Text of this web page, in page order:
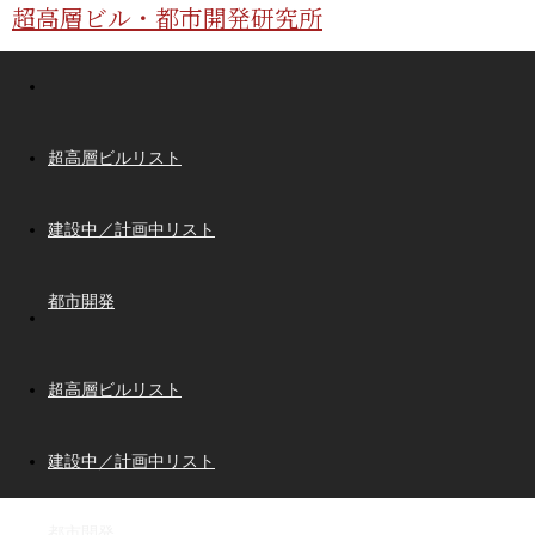
超高層ビル・都市開発研究所
超高層ビルリスト
建設中／計画中リスト
都市開発
超高層ビルリスト
建設中／計画中リスト